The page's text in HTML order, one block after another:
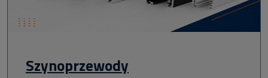
Szynoprzewody